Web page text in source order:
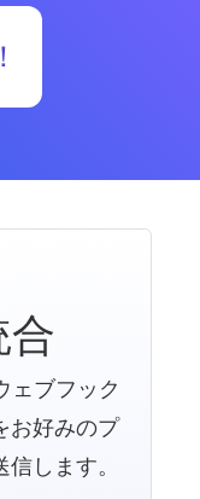
合
ェブフック
お好みのプ
します。